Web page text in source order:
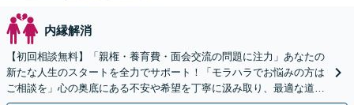
内縁解消
【初回相談無料】「親権・養育費・面会交流の問題に注力」あなたの
新たな人生のスタートを全力でサポート！「モラハラでお悩みの方は
ご相談を」心の奥底にある不安や希望を丁寧に汲み取り、最適な道筋